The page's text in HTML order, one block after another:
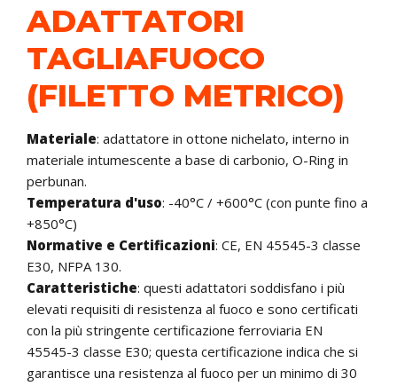
ADATTATORI
TAGLIAFUOCO
(FILETTO METRICO)
Materiale: adattatore in ottone nichelato, interno in
materiale intumescente a base di carbonio, O-Ring in
perbunan.
Temperatura d'uso: -40°C / +600°C (con punte fino a
+850°C)
Normative e Certificazioni: CE, EN 45545-3 classe
E30, NFPA 130.
Caratteristiche: questi adattatori soddisfano i più
elevati requisiti di resistenza al fuoco e sono certificati
con la più stringente certificazione ferroviaria EN
45545-3 classe E30; questa certificazione indica che si
garantisce una resistenza al fuoco per un minimo di 30